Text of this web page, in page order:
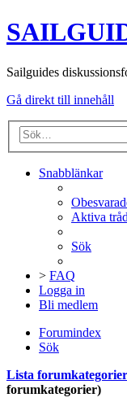
Sailguides
Gå direkt till innehåll
Snabblänkar
Aktiva
Sök
> FAQ
Logga in
Bli medlem
Forumindex
Sök
Lista forumkategorier
forumkategorier)